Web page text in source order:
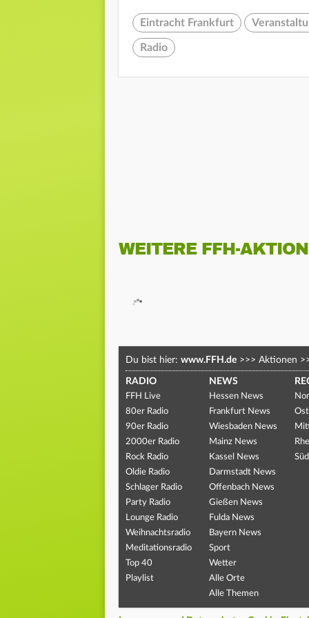
Eintracht Frankfurt
Radio
WEITERE FFH-
Du bist hier: www.FFH.de >>> Aktionen
RADIO
FFH Live
80er Radio
90er Radio
2000er Radio
Rock Radio
Oldie Radio
Schlager Radio
Party Radio
Lounge Radio
Weihnachtsradio
Meditationsradio
Top 40
Playlist
NEWS
Hessen News
Frankfurt News
Wiesbaden News
Mainz News
Kassel News
Darmstadt News
Offenbach News
Gießen News
Fulda News
Bayern News
Sport
Wetter
Alle Orte
Alle Themen